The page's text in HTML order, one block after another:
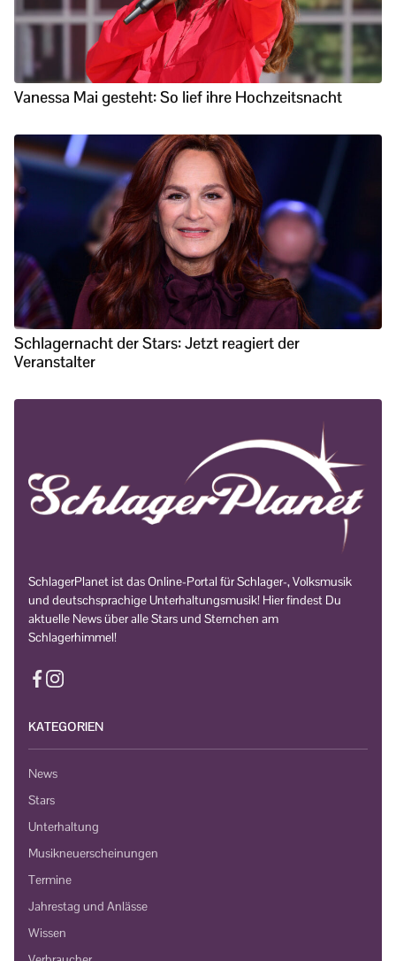
Vanessa Mai gesteht: So lief ihre Hochzeitsnacht
Schlagernacht der Stars: Jetzt reagiert der
Veranstalter
SchlagerPlanet ist das Online-Portal für Schlager-, Volksmusik
und deutschsprachige Unterhaltungsmusik! Hier findest Du
aktuelle News über alle Stars und Sternchen am
Schlagerhimmel!
KATEGORIEN
News
Stars
Unterhaltung
Musikneuerscheinungen
Termine
Jahrestag und Anlässe
Wissen